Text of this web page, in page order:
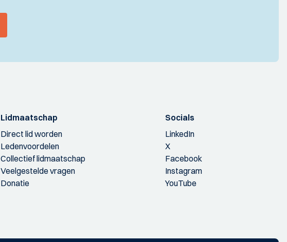
Lidmaatschap
Direct lid worden
Ledenvoordelen
Collectief lidmaatschap
Veelgestelde vragen
Donatie
Socials
LinkedIn
X
Facebook
Instagram
YouTube